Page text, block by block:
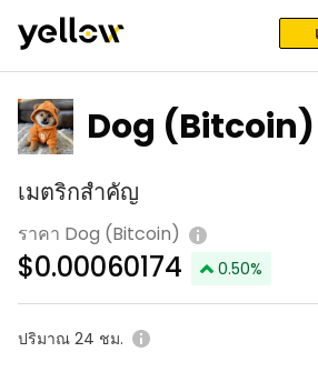
Dog (Bitcoin)
เมตริกสำคัญ
ราคา Dog (Bitcoin)
$0.00060174 0.50%
ปริมาณ 24 ชม.